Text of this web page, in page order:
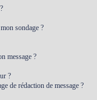
sondage ?
message ?
?
de rédaction de message ?